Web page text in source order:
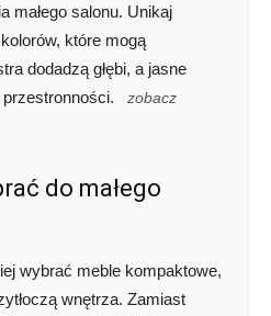
małego salonu. Unikaj
które mogą
dodadzą głębi, a jasne
zobacz
do małego
wybrać meble kompaktowe,
wnętrza. Zamiast